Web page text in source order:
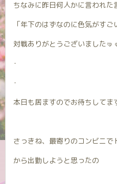
ちなみに昨日何人かに言われた
「年下のはずなのに色気がすご
対戦ありがとうございました
･
･
本日も居ますのでお待ちしてま
さっきね、最寄りのコンビニで
から出勤しようと思ったの